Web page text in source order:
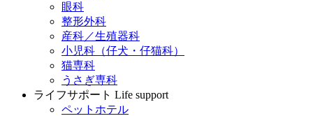
眼科
整形外科
産科／生殖器科
小児科（仔犬・仔猫科）
猫専科
うさぎ専科
ライフサポート Life support
ペットホテル